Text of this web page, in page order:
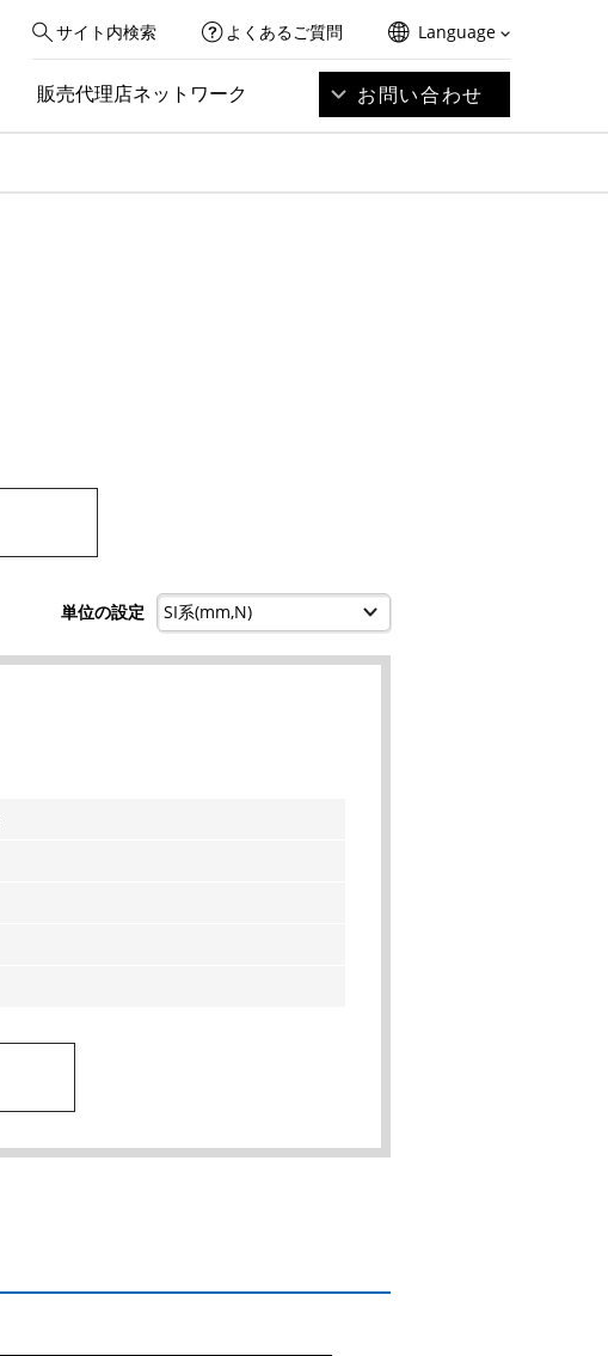
サイト内検索 よくあるご質問 Language
販売代理店ネットワーク お問い合わせ
単位の設定